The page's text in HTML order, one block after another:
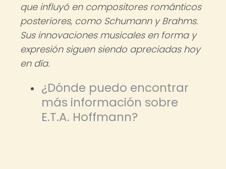
que influyó en compositores románticos
posteriores, como Schumann y Brahms.
Sus innovaciones musicales en forma y
expresión siguen siendo apreciadas hoy
en día.
¿Dónde puedo encontrar
más información sobre
E.T.A. Hoffmann?